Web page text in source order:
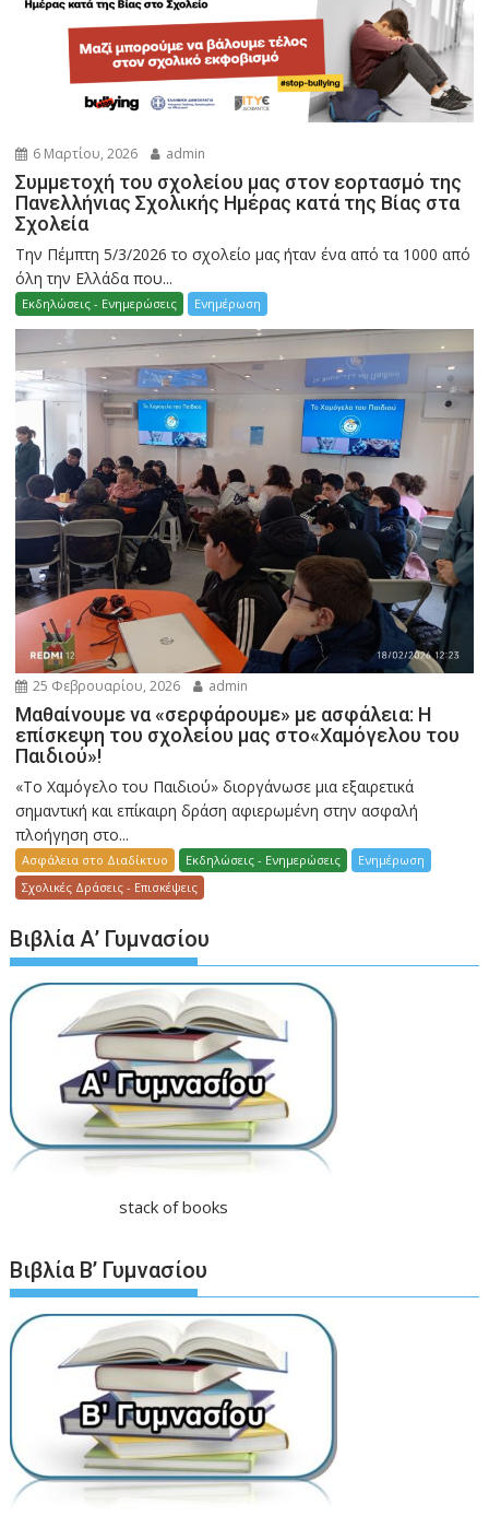
6 Μαρτίου, 2026 admin
Συμμετοχή του σχολείου μας στον εορτασμό της
Πανελλήνιας Σχολικής Ημέρας κατά της Βίας στα
Σχολεία
Την Πέμπτη 5/3/2026 το σχολείο μας ήταν ένα από τα 1000 από
όλη την Ελλάδα που...
Εκδηλώσεις - Ενημερώσεις Ενημέρωση
25 Φεβρουαρίου, 2026 admin
Μαθαίνουμε να «σερφάρουμε» με ασφάλεια: Η
επίσκεψη του σχολείου μας στο«Χαμόγελου του
Παιδιού»!
«Το Χαμόγελο του Παιδιού» διοργάνωσε μια εξαιρετικά
σημαντική και επίκαιρη δράση αφιερωμένη στην ασφαλή
πλοήγηση στο...
Ασφάλεια στο Διαδίκτυο Εκδηλώσεις - Ενημερώσεις
Ενημέρωση
Σχολικές Δράσεις - Επισκέψεις
Βιβλία Α’ Γυμνασίου
stack of books
Βιβλία Β’ Γυμνασίου